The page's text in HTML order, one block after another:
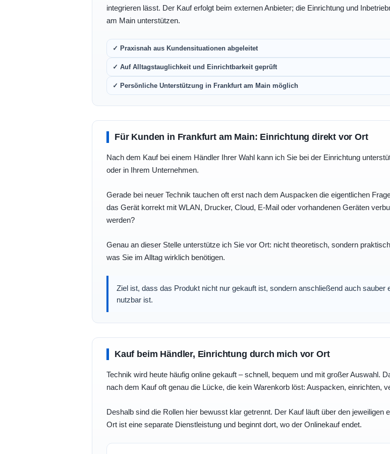
integrieren lässt. Der Kauf erfolgt beim externen Anbieter; die Einrichtung und
am Main unterstützen.
✓ Praxisnah aus Kundensituationen abgeleitet
✓ Auf Alltagstauglichkeit und Einrichtbarkeit geprüft
✓ Persönliche Unterstützung in Frankfurt am Main möglich
Für Kunden in Frankfurt am Main: Einrichtung direkt vor Ort
Nach dem Kauf bei einem Händler Ihrer Wahl kann ich Sie bei der Einrichtung
oder in Ihrem Unternehmen.
Gerade bei neuer Technik tauchen oft erst nach dem Auspacken die eigentlichen
das Gerät korrekt mit WLAN, Drucker, Cloud, E-Mail oder vorhandenen Geräten
werden?
Genau an dieser Stelle unterstütze ich Sie vor Ort: nicht theoretisch, sondern
was Sie im Alltag wirklich benötigen.
Ziel ist, dass das Produkt nicht nur gekauft ist, sondern anschließend auch sauber
nutzbar ist.
Kauf beim Händler, Einrichtung durch mich vor Ort
Technik wird heute häufig online gekauft – schnell, bequem und mit großer Auswahl.
nach dem Kauf oft genau die Lücke, die kein Warenkorb löst: Auspacken, einrichten,
Deshalb sind die Rollen hier bewusst klar getrennt. Der Kauf läuft über den
Ort ist eine separate Dienstleistung und beginnt dort, wo der Onlinekauf endet.